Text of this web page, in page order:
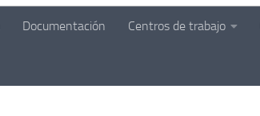
Documentación Centros de trabajo